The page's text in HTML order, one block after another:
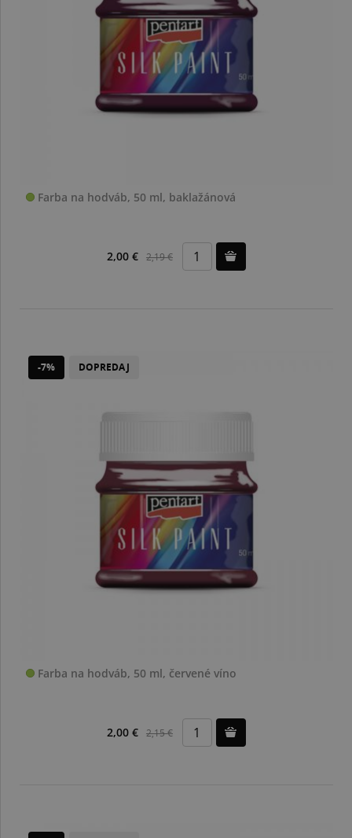
Farba na hodváb, 50 ml, baklažánová
2,00 € 2,19 €
-7% DOPREDAJ
Farba na hodváb, 50 ml, červené víno
2,00 € 2,15 €